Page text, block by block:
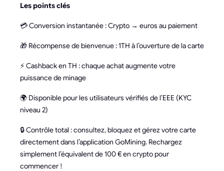
Les points clés
💳 Conversion instantanée : Crypto → euros au paiement
🎁 Récompense de bienvenue : 1TH à l’ouverture de la carte
⚡ Cashback en TH : chaque achat augmente votre
puissance de minage
🌍 Disponible pour les utilisateurs vérifiés de l’EEE (KYC
niveau 2)
🔒 Contrôle total : consultez, bloquez et gérez votre carte
directement dans l’application GoMining. Rechargez
simplement l’équivalent de 100 € en crypto pour
commencer !